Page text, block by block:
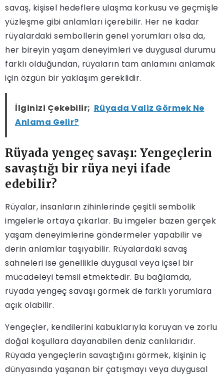
savaş, kişisel hedeflere ulaşma korkusu ve geçmişle
yüzleşme gibi anlamları içerebilir. Her ne kadar
rüyalardaki sembollerin genel yorumları olsa da,
her bireyin yaşam deneyimleri ve duygusal durumu
farklı olduğundan, rüyaların tam anlamını anlamak
için özgün bir yaklaşım gereklidir.
İlginizi Çekebilir; Rüyada Valiz Görmek Ne
Anlama Gelir?
Rüyada yengeç savaşı: Yengeçlerin
savaştığı bir rüya neyi ifade
edebilir?
Rüyalar, insanların zihinlerinde çeşitli sembolik
imgelerle ortaya çıkarlar. Bu imgeler bazen gerçek
yaşam deneyimlerine göndermeler yapabilir ve
derin anlamlar taşıyabilir. Rüyalardaki savaş
sahneleri ise genellikle duygusal veya içsel bir
mücadeleyi temsil etmektedir. Bu bağlamda,
rüyada yengeç savaşı görmek de farklı yorumlara
açık olabilir.
Yengeçler, kendilerini kabuklarıyla koruyan ve zorlu
doğal koşullara dayanabilen deniz canlılarıdır.
Rüyada yengeçlerin savaştığını görmek, kişinin iç
dünyasında yaşanan bir çatışmayı veya duygusal